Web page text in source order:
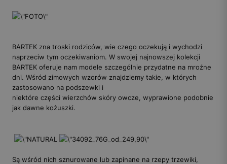
BARTEK zna troski rodziców, wie czego oczekują i wychodzi
naprzeciw tym oczekiwaniom. W swojej najnowszej kolekcji
BARTEK oferuje nam modele szczególnie przydatne na mroźne
dni. Wśród zimowych wzorów znajdziemy takie, w których
zastosowano na podszewki i
niektóre części wierzchów skóry owcze, wyprawione podobnie
jak dawne kożuszki.
Są wśród nich sznurowane lub zapinane na rzepy trzewiki,